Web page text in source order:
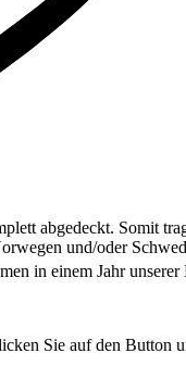
abgedeckt. Somit
und/oder
in einem Jahr unserer
Sie auf den Button